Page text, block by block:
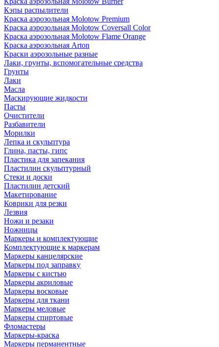
Кэпы распылители
Краска аэрозольная Molotow Premium
Краска аэрозольная Molotow Coversall Color
Краска аэрозольная Molotow Flame Orange
Краска аэрозольная Arton
Краски аэрозольные разные
Лаки, грунты, вспомогательные средства
Грунты
Лаки
Масла
Маскирующие жидкости
Пасты
Очистители
Разбавители
Морилки
Лепка и скульптура
Глина, пасты, гипс
Пластика для запекания
Пластилин скульптурный
Стеки и доски
Пластилин детский
Макетирование
Коврики для резки
Лезвия
Ножи и резаки
Ножницы
Маркеры и комплектующие
Комплектующие к маркерам
Маркеры канцелярские
Маркеры под заправку
Маркеры с кистью
Маркеры акриловые
Маркеры восковые
Маркеры для ткани
Маркеры меловые
Маркеры спиртовые
Фломастеры
Маркеры-краска
Маркеры перманентные